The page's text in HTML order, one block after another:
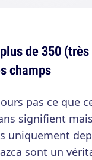
de 350
champs
pas ce que
signifient
uniquement
sont un